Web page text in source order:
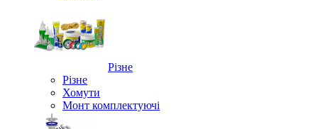
Різне
Різне
Хомути
Монт комплектуючі